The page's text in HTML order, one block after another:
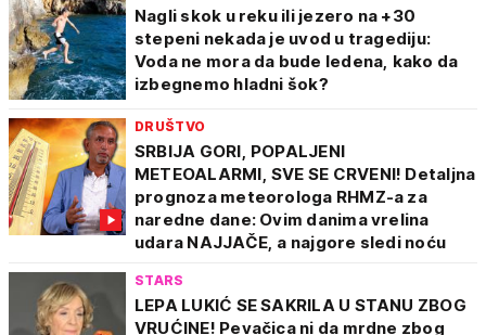
Nagli skok u reku ili jezero na +30
stepeni nekada je uvod u tragediju:
Voda ne mora da bude ledena, kako da
izbegnemo hladni šok?
DRUŠTVO
SRBIJA GORI, POPALJENI
METEOALARMI, SVE SE CRVENI! Detaljna
prognoza meteorologa RHMZ-a za
naredne dane: Ovim danima vrelina
udara NAJJAČE, a najgore sledi noću
STARS
LEPA LUKIĆ SE SAKRILA U STANU ZBOG
VRUĆINE! Pevačica ni da mrdne zbog